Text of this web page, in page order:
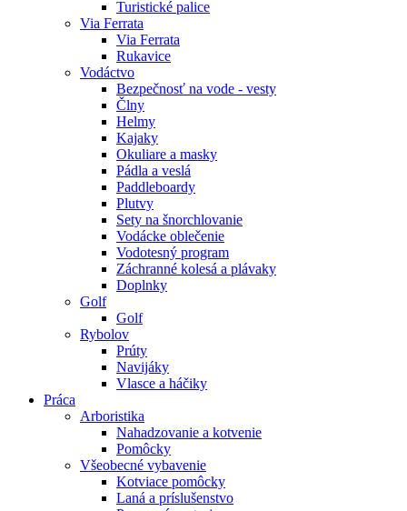
Turistické palice
Via Ferrata
Via Ferrata
Rukavice
Vodáctvo
Bezpečnosť na vode - vesty
Člny
Helmy
Kajaky
Okuliare a masky
Pádla a veslá
Paddleboardy
Plutvy
Sety na šnorchlovanie
Vodácke oblečenie
Vodotesný program
Záchranné kolesá a plávaky
Doplnky
Golf
Golf
Rybolov
Prúty
Navijáky
Vlasce a háčiky
Práca
Arboristika
Nahadzovanie a kotvenie
Pomôcky
Všeobecné vybavenie
Kotviace pomôcky
Laná a príslušenstvo